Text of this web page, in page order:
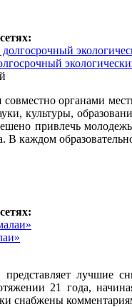
совместно органами
культуры,
привлечь
В каждом
лучшие
21 года,
снабжены